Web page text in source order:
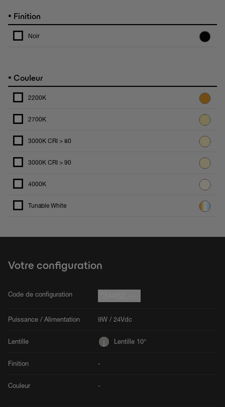
• Finition
Noir
• Couleur
2200K
2700K
3000K CRI > 80
3000K CRI > 90
4000K
Tunable White
Votre configuration
Code de configuration
Puissance / Alimentation 9W / 24Vdc
Lentille Lentille 10°
Finition -
Couleur -